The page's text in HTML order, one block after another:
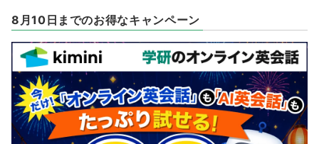
8月10日までのお得なキャンペーン